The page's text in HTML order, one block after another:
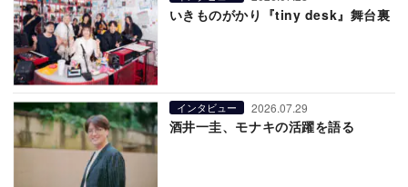
いきものがかり『tiny desk』舞台裏
インタビュー 2026.07.29
酒井一圭、モナキの活躍を語る